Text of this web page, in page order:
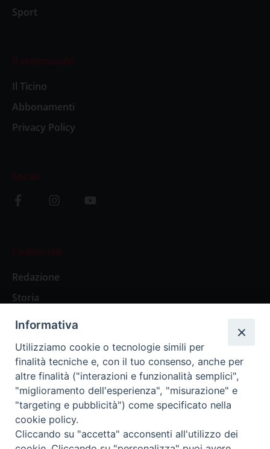
Sport
Il settimanale
Il Ticino
Abbonamenti
Privacy Policy
Social
L’editoriale
Redazione
Storia
Abbonamenti
Abbonamento Annuale Digitale
Abbonamento Annuale Cartaceo
Abbonamento Singola Copia Digitale
Informativa
Utilizziamo cookie o tecnologie simili per
finalità tecniche e, con il tuo consenso, anche per
altre finalità ("interazioni e funzionalità semplici",
"miglioramento dell'esperienza", "misurazione" e
"targeting e pubblicità") come specificato nella
cookie policy.
Cliccando su "accetta" acconsenti all'utilizzo dei